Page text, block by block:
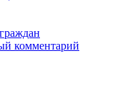
комментарий